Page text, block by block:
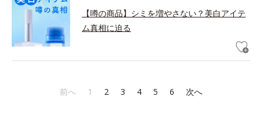
【噂の商品】シミを増やさない？美白アイテ
ム真相に迫る
前へ 1 2 3 4 5 6 次へ